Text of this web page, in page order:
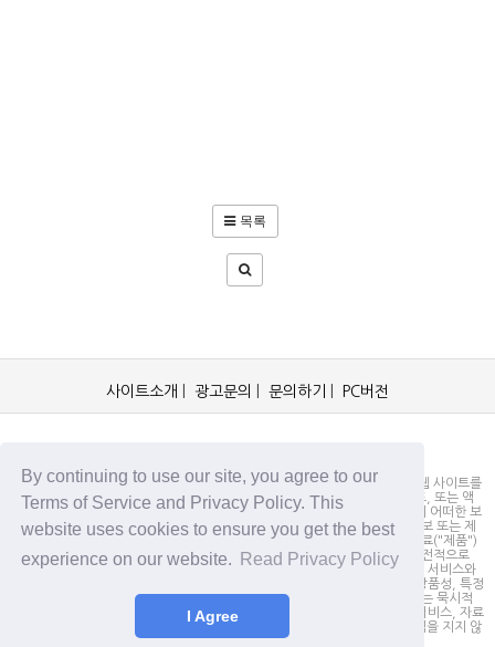
By continuing to use our site, you agree to our
Terms of Service and Privacy Policy. This
website uses cookies to ensure you get the best
experience on our website.
Read Privacy Policy
I Agree
목록
사이트소개 광고문의 문의하기 PC버전
OCKorea365.com 오씨코리아365는 본 웹 사이트에 명시되어 있거나, 본 웹 사이트를
통해 배포되거나, 본 웹 사이트에 포함되어 있는 서비스로부터 링크, 다운로드, 또는 액
세스되는 정보, 내용 또는 광고(총칭하여 "자료")의 정확성이나 신뢰성에 대해 어떠한 보
증도 하지 않을 뿐만 아니라 서비스상의, 또는 서비스와 관련된 광고, 기타 정보 또는 제
안의 결과로서 디스플레이, 구매 또는 취득하게 되는 제품, 정보 또는 기타 자료("제품")
의 품질에 대해서도 보증을 하지 않습니다. 귀하는, 자료에 대한 신뢰 여부가 전적으로
본 웹사이트를 방문하신 귀하의 책임임을 인정합니다. OCKorea365.com은 서비스와
자료를 "있는 그대로" 제공하며, 서비스 또는 기타 자료 및 제품과 관련하여 상품성, 특정
목적에의 적합성에 대한 보증을 포함하되 이에 제한되지 않고 모든 명시적 또는 묵시적
인 보증을 명시적으로 부인합니다. 어떠한 경우에도 OCKorea365.com은 서비스, 자료
및 제품과 관련하여 직접, 간접, 부수적, 징벌적, 파생적인 손해에 대해서 책임을 지지 않